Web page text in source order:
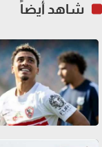
شاهد أيضاً